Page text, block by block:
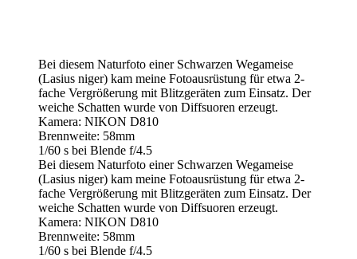
Bei diesem Naturfoto einer Schwarzen Wegameise
(Lasius niger) kam meine Fotoausrüstung für etwa 2-
fache Vergrößerung mit Blitzgeräten zum Einsatz. Der
weiche Schatten wurde von Diffsuoren erzeugt.
Kamera: NIKON D810
Brennweite: 58mm
1/60 s bei Blende f/4.5
Bei diesem Naturfoto einer Schwarzen Wegameise
(Lasius niger) kam meine Fotoausrüstung für etwa 2-
fache Vergrößerung mit Blitzgeräten zum Einsatz. Der
weiche Schatten wurde von Diffsuoren erzeugt.
Kamera: NIKON D810
Brennweite: 58mm
1/60 s bei Blende f/4.5